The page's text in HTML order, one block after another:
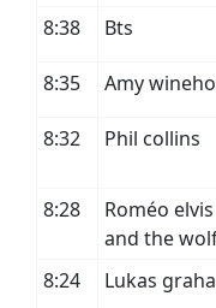
8:38
Bts
8:35 Amy
8:32 Phil collins
8:28
Roméo
and the
8:24 Lukas